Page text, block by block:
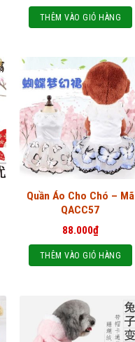
THÊM VÀO GIỎ HÀNG
Quần Áo Cho Chó – Mã
QACC57
88.000₫
THÊM VÀO GIỎ HÀNG